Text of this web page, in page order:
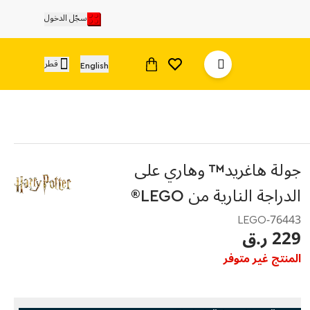
سجّل الدخول
English قطر
جولة هاغريد™ وهاري على
الدراجة النارية من LEGO®
76443-LEGO
229 ر.ق
المنتج غير متوفر